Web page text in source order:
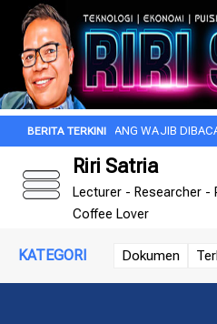
BUKU YANG WAJIB DIBACA SETIAP
Riri Satria
Lecturer - Researcher -
Coffee Lover
KATEGORI Dokumen